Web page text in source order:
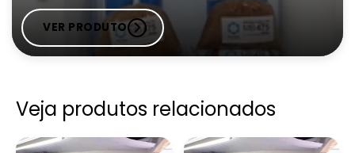
VER PRODUTO
Veja produtos relacionados